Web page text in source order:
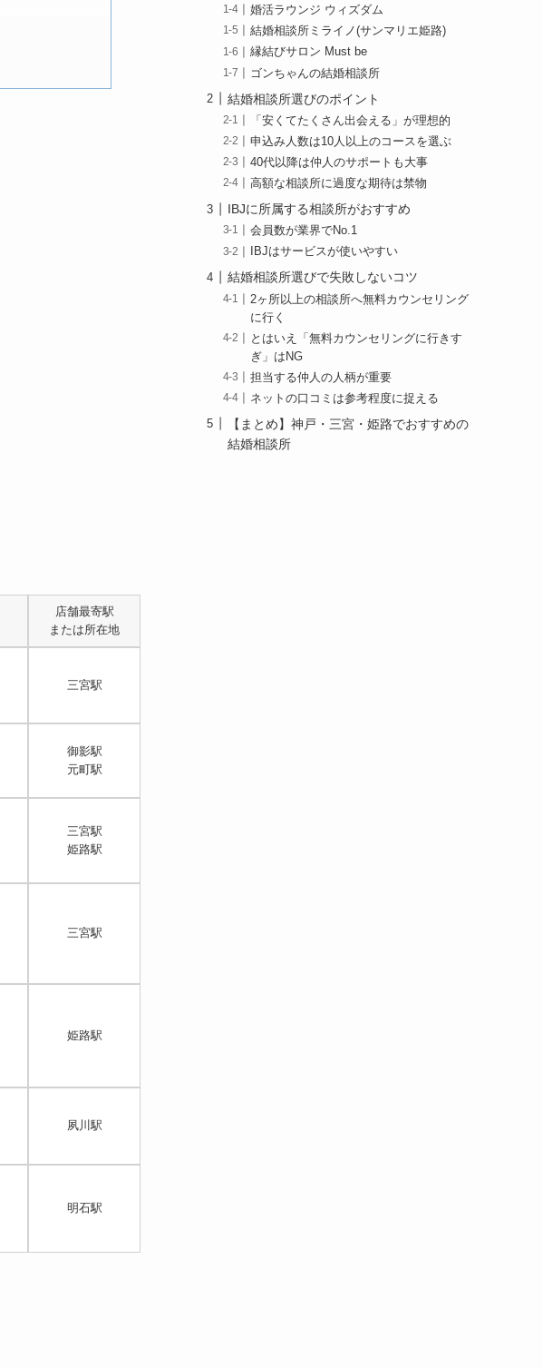
店舗最寄駅
または所在地
三宮駅
御影駅
元町駅
三宮駅
姫路駅
三宮駅
姫路駅
夙川駅
明石駅
婚活ラウンジ ウィズダム
結婚相談所ミライノ(サンマリエ姫路)
縁結びサロン Must be
ゴンちゃんの結婚相談所
結婚相談所選びのポイント
「安くてたくさん出会える」が理想的
申込み人数は10人以上のコースを選ぶ
40代以降は仲人のサポートも大事
高額な相談所に過度な期待は禁物
IBJに所属する相談所がおすすめ
会員数が業界でNo.1
IBJはサービスが使いやすい
結婚相談所選びで失敗しないコツ
2ヶ所以上の相談所へ無料カウンセリング
に行く
とはいえ「無料カウンセリングに行きす
ぎ」はNG
担当する仲人の人柄が重要
ネットの口コミは参考程度に捉える
【まとめ】神戸・三宮・姫路でおすすめの
結婚相談所